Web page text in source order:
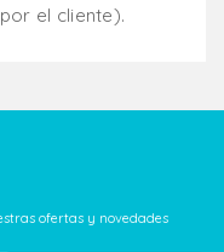
el cliente).
ofertas y novedades